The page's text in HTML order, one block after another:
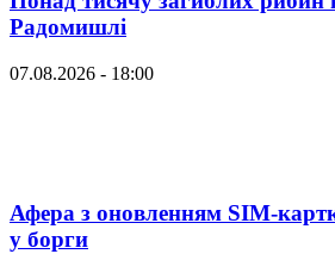
Радомишлі
07.08.2026 - 18:00
Афера з оновленням SIM-
у борги